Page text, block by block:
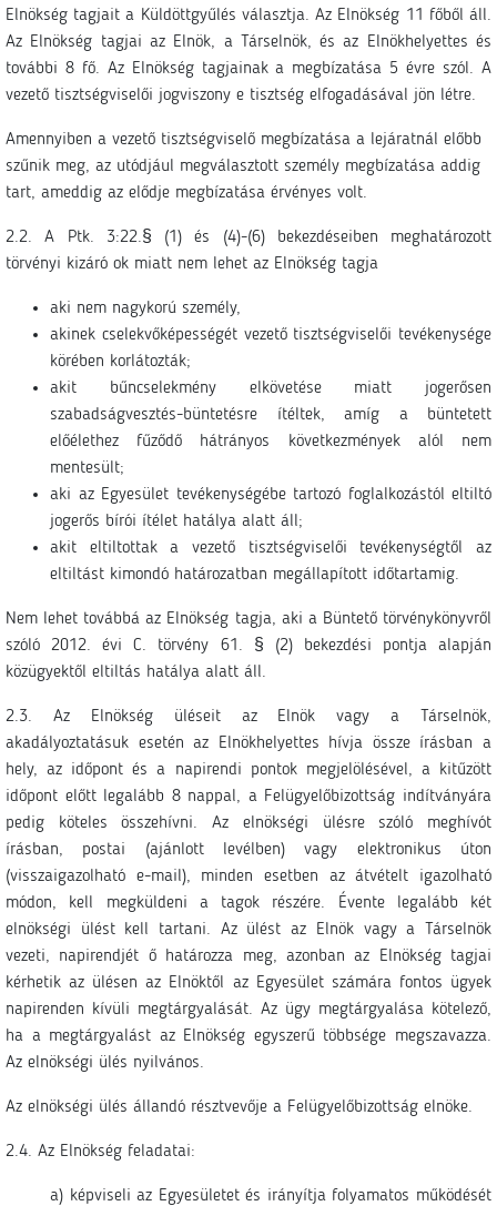
Elnökség tagjait a Küldöttgyűlés választja. Az Elnökség 11 főből áll.
Az Elnökség tagjai az Elnök, a Társelnök, és az Elnökhelyettes és
további 8 fő. Az Elnökség tagjainak a megbízatása 5 évre szól. A
vezető tisztségviselői jogviszony e tisztség elfogadásával jön létre.
Amennyiben a vezető tisztségviselő megbízatása a lejáratnál előbb
szűnik meg, az utódjául megválasztott személy megbízatása addig
tart, ameddig az elődje megbízatása érvényes volt.
2.2. A Ptk. 3:22.§ (1) és (4)-(6) bekezdéseiben meghatározott
törvényi kizáró ok miatt nem lehet az Elnökség tagja
aki nem nagykorú személy,
akinek cselekvőképességét vezető tisztségviselői tevékenysége
körében korlátozták;
akit bűncselekmény elkövetése miatt jogerősen
szabadságvesztés-büntetésre ítéltek, amíg a büntetett
előélethez fűződő hátrányos következmények alól nem
mentesült;
aki az Egyesület tevékenységébe tartozó foglalkozástól eltiltó
jogerős bírói ítélet hatálya alatt áll;
akit eltiltottak a vezető tisztségviselői tevékenységtől az
eltiltást kimondó határozatban megállapított időtartamig.
Nem lehet továbbá az Elnökség tagja, aki a Büntető törvénykönyvről
szóló 2012. évi C. törvény 61. § (2) bekezdési pontja alapján
közügyektől eltiltás hatálya alatt áll.
2.3. Az Elnökség üléseit az Elnök vagy a Társelnök,
akadályoztatásuk esetén az Elnökhelyettes hívja össze írásban a
hely, az időpont és a napirendi pontok megjelölésével, a kitűzött
időpont előtt legalább 8 nappal, a Felügyelőbizottság indítványára
pedig köteles összehívni. Az elnökségi ülésre szóló meghívót
írásban, postai (ajánlott levélben) vagy elektronikus úton
(visszaigazolható e-mail), minden esetben az átvételt igazolható
módon, kell megküldeni a tagok részére. Évente legalább két
elnökségi ülést kell tartani. Az ülést az Elnök vagy a Társelnök
vezeti, napirendjét ő határozza meg, azonban az Elnökség tagjai
kérhetik az ülésen az Elnöktől az Egyesület számára fontos ügyek
napirenden kívüli megtárgyalását. Az ügy megtárgyalása kötelező,
ha a megtárgyalást az Elnökség egyszerű többsége megszavazza.
Az elnökségi ülés nyilvános.
Az elnökségi ülés állandó résztvevője a Felügyelőbizottság elnöke.
2.4. Az Elnökség feladatai:
a) képviseli az Egyesületet és irányítja folyamatos működését